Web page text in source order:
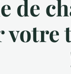
de
votre